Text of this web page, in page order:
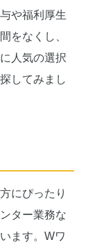
や福利厚生
をなくし、
人気の選択
してみまし
にぴったり
ター業務な
ます。Wワ